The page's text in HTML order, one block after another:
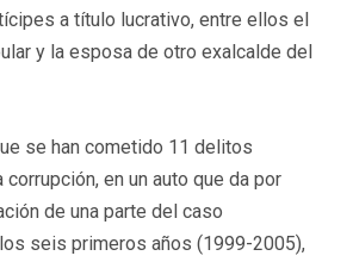
a título lucrativo, entre ellos el
y la esposa de otro exalcalde del
se han cometido 11 delitos
en un auto que da por
de una parte del caso
seis primeros años (1999-2005),